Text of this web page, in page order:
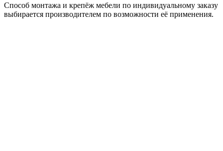
Способ монтажа и крепёж мебели по индивидуальному заказу
выбирается производителем по возможности её применения.